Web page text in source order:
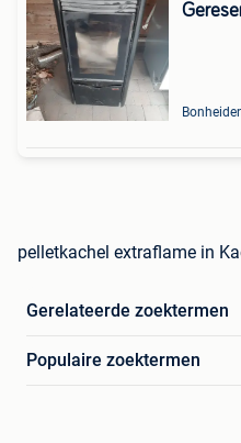
pelletkachel extraflame in
Gerelateerde zoektermen
Populaire zoektermen